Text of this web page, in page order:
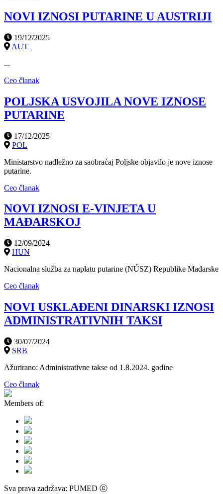
NOVI IZNOSI PUTARINE U AUSTRIJI
19/12/2025
AUT
...
Ceo članak
POLJSKA USVOJILA NOVE IZNOSE
PUTARINE
17/12/2025
POL
Ministarstvo nadležno za saobraćaj Poljske objavilo je nove iznose
putarine.
Ceo članak
NOVI IZNOSI E-VINJETA U
MAĐARSKOJ
12/09/2024
HUN
Nacionalna služba za naplatu putarine (NÚSZ) Republike Mađarske
Ceo članak
NOVI USKLAĐENI DINARSKI IZNOSI
ADMINISTRATIVNIH TAKSI
30/07/2024
SRB
Ažurirano: Administrativne takse od 1.8.2024. godine
Ceo članak
Members of:
Sva prava zadržava: PUMED ⓒ